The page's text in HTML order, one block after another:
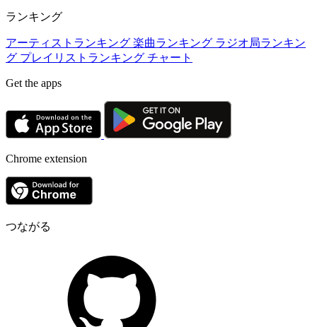
ランキング
アーティストランキング 楽曲ランキング ラジオ局ランキン
グ プレイリストランキング チャート
Get the apps
Chrome extension
つながる